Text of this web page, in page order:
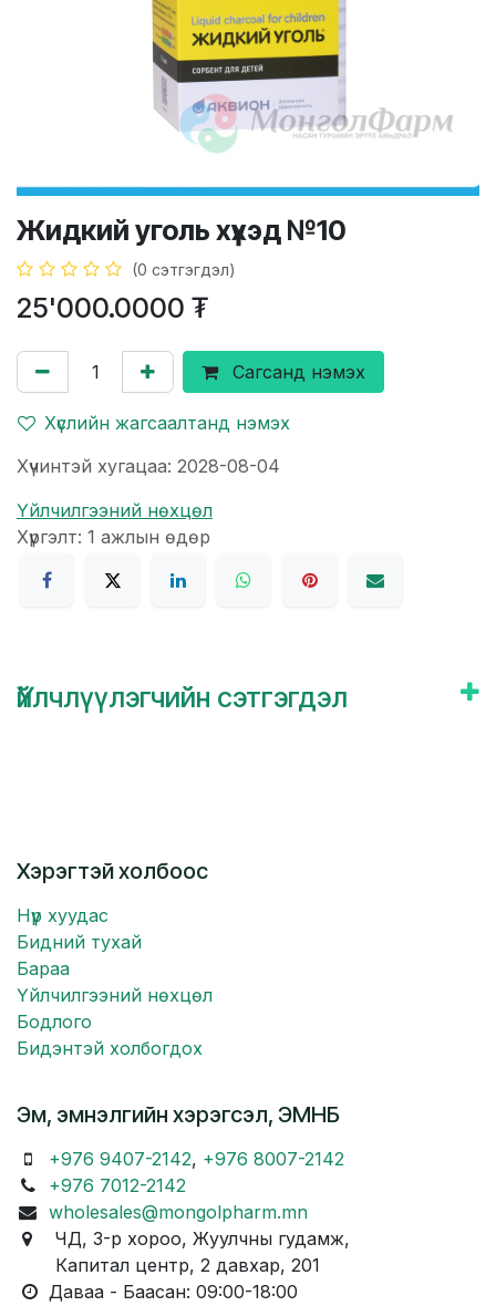
Жидкий уголь хүүхэд №10
(0 сэтгэгдэл)
25'000.0000 ₮
Сагсанд нэмэх
Хүслийн жагсаалтанд нэмэх
Хүчинтэй хугацаа: 2028-08-04
Үйлчилгээний нөхцөл
Хүргэлт: 1 ажлын өдөр
Үйлчлүүлэгчийн сэтгэгдэл
Хэрэгтэй холбоос
Нүүр хуудас
Бидний тухай
Бараа
Үйлчилгээний нөхцөл
Бодлого
Бидэнтэй холбогдох
Эм, эмнэлгийн хэрэгсэл, ЭМНБ
+976 9407-2142, +976 8007-2142
+976 7012-2142
wholesales@mongolpharm.mn
ЧД, 3-р хороо, Жуулчны гудамж,
Капитал центр, 2 давхар, 201
Даваа - Баасан: 09:00-18:00